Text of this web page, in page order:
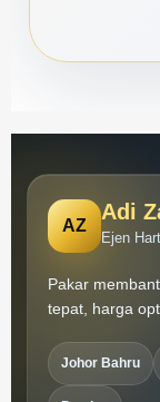
AZ
Adi
Ejen
Pakar
tepat, harga
Johor Bahru